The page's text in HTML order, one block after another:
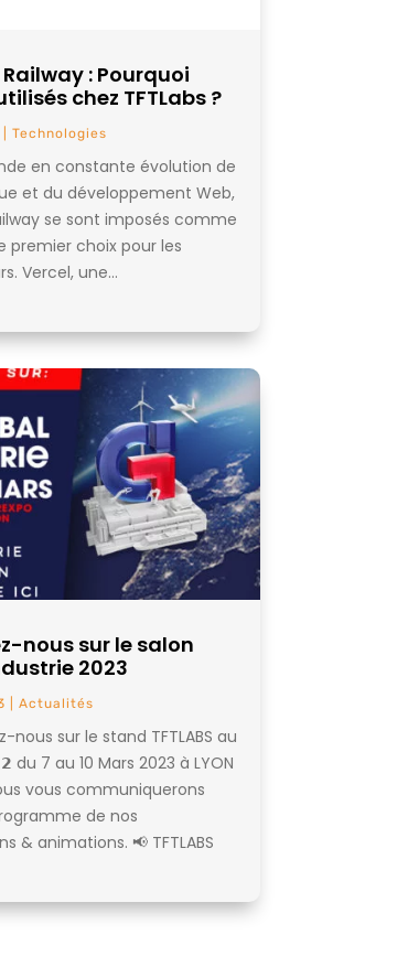
: Pourquoi
chez TFTLabs ?
Technologies
en constante évolution de
et du développement Web,
se sont imposés comme
premier choix pour les
Vercel, une...
nous sur le salon
2023
Actualités
nous sur le stand TFTLABS au
du 7 au 10 Mars 2023 à LYON
vous communiquerons
de nos
& animations. 📢 TFTLABS